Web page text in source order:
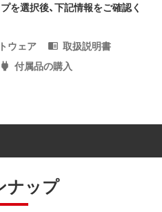
を選択後、下記情報をご確認く
ウェア
取扱説明書
付属品の購入
ナップ